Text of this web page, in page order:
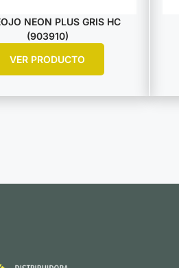
NEON PLUS GRIS HC
(903910)
VER PRODUCTO